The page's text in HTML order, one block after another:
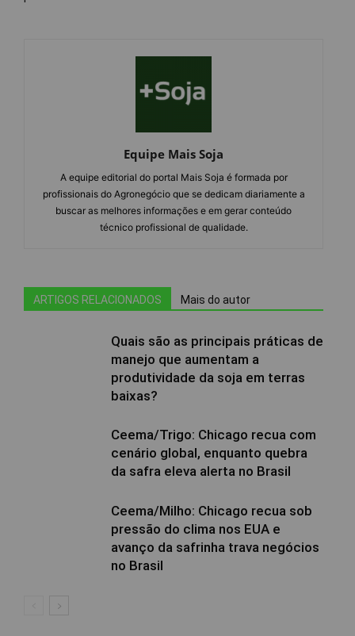
Equipe Mais Soja
A equipe editorial do portal Mais Soja é formada por
profissionais do Agronegócio que se dedicam diariamente a
buscar as melhores informações e em gerar conteúdo
técnico profissional de qualidade.
ARTIGOS RELACIONADOS Mais do autor
Quais são as principais práticas de
manejo que aumentam a
produtividade da soja em terras
baixas?
Ceema/Trigo: Chicago recua com
cenário global, enquanto quebra
da safra eleva alerta no Brasil
Ceema/Milho: Chicago recua sob
pressão do clima nos EUA e
avanço da safrinha trava negócios
no Brasil